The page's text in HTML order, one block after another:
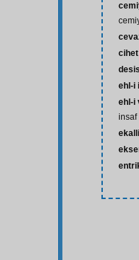
cihet
ehl-i
ehl-i
insaf